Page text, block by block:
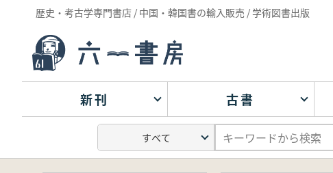
歴史・考古学専門書店 / 中国・韓国書の輸入販売 / 学術図書出版
新刊 古書